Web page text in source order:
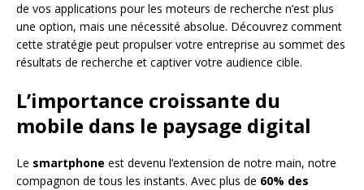
de vos applications pour les moteurs de recherche n’est plus
une option, mais une nécessité absolue. Découvrez comment
cette stratégie peut propulser votre entreprise au sommet des
résultats de recherche et captiver votre audience cible.
L’importance croissante du
mobile dans le paysage digital
Le smartphone est devenu l’extension de notre main, notre
compagnon de tous les instants. Avec plus de 60% des